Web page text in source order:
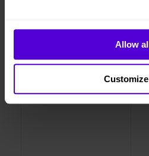
Allow
Customize